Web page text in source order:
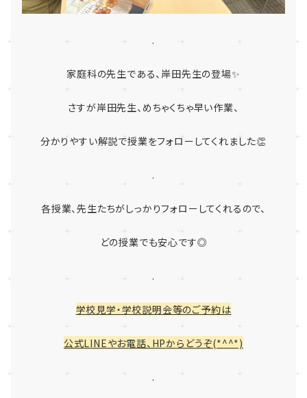
.
家庭科の先生である、岸田先生の登場✨
さすが岸田先生、めちゃくちゃ早い作業、
分かりやすい解説で授業をフォローしてくれました👏
.
各授業、先生たちがしっかりフォローしてくれるので、
どの授業でも安心です◎
.
学校見学・学校説明会等のご予約は
公式LINEやお電話、HPからどうぞ(*^^*)
.